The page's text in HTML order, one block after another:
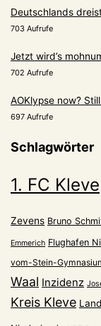
Deutschlands
703 Aufrufe
Jetzt wird’s
702 Aufrufe
AOKlypse now?
697 Aufrufe
Schlagwörter
1. FC Kleve
Zevens Bruno
Emmerich Flughafen
vom-Stein-
Waal Inzidenz
Kreis Kleve